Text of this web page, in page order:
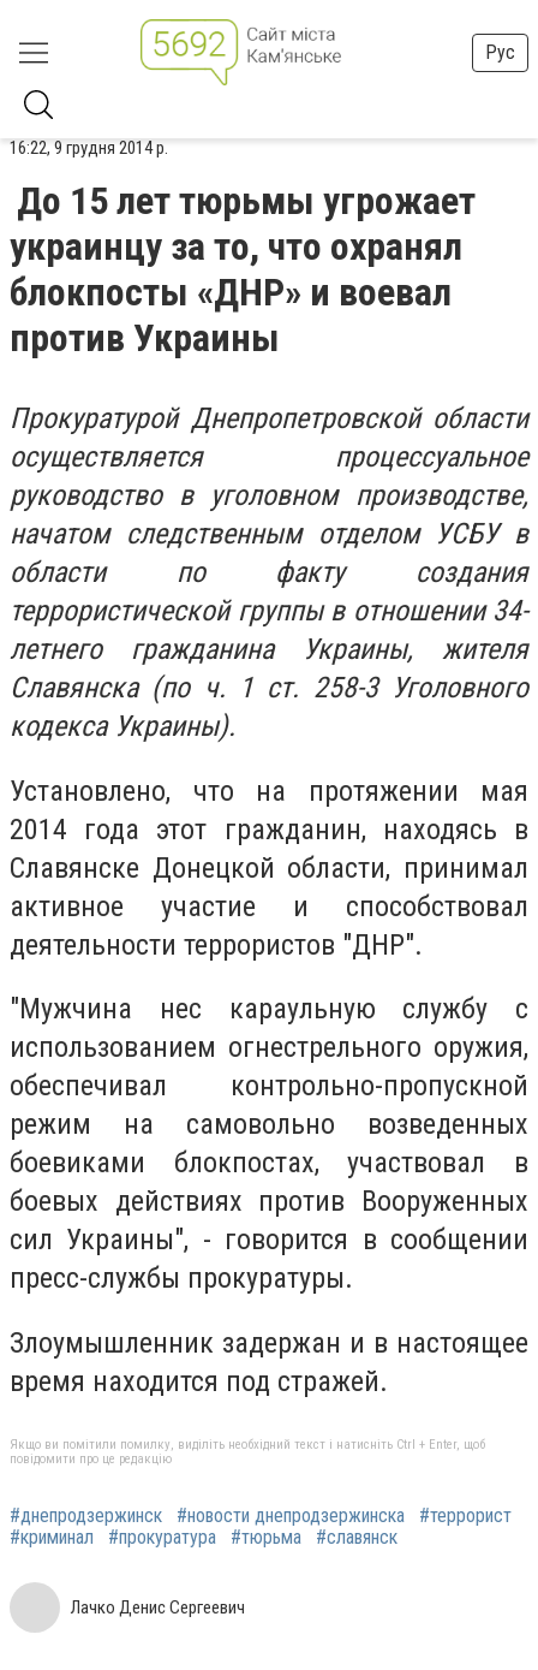
Рус
16:22, 9 грудня 2014 р.
До 15 лет тюрьмы угрожает
украинцу за то, что охранял
блокпосты «ДНР» и воевал
против Украины
Прокуратурой Днепропетровской области
осуществляется процессуальное
руководство в уголовном производстве,
начатом следственным отделом УСБУ в
области по факту создания
террористической группы в отношении 34-
летнего гражданина Украины, жителя
Славянска (по ч. 1 ст. 258-3 Уголовного
кодекса Украины).
Установлено, что на протяжении мая
2014 года этот гражданин, находясь в
Славянске Донецкой области, принимал
активное участие и способствовал
деятельности террористов "ДНР".
"Мужчина нес караульную службу с
использованием огнестрельного оружия,
обеспечивал контрольно-пропускной
режим на самовольно возведенных
боевиками блокпостах, участвовал в
боевых действиях против Вооруженных
сил Украины", - говорится в сообщении
пресс-службы прокуратуры.
Злоумышленник задержан и в настоящее
время находится под стражей.
Якщо ви помітили помилку, виділіть необхідний текст і натисніть Ctrl + Enter, щоб
повідомити про це редакцію
#днепродзержинск #новости днепродзержинска
#террорист
#криминал
#прокуратура #тюрьма #славянск
Лачко Денис Сергеевич